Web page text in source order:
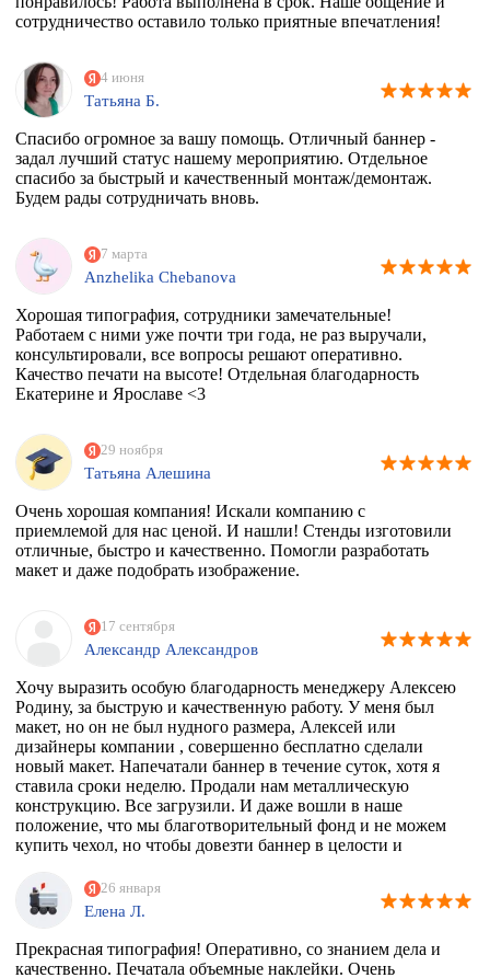
сотрудничество оставило только приятные впечатления!
4 июня
Татьяна Б.
Спасибо огромное за вашу помощь. Отличный баннер -
задал лучший статус нашему мероприятию. Отдельное
спасибо за быстрый и качественный монтаж/демонтаж.
Будем рады сотрудничать вновь.
7 марта
Anzhelika Chebanova
Хорошая типография, сотрудники замечательные!
Работаем с ними уже почти три года, не раз выручали,
консультировали, все вопросы решают оперативно.
Качество печати на высоте! Отдельная благодарность
Екатерине и Ярославе <3
29 ноября
Татьяна Алешина
Очень хорошая компания! Искали компанию с
приемлемой для нас ценой. И нашли! Стенды изготовили
отличные, быстро и качественно. Помогли разработать
макет и даже подобрать изображение.
17 сентября
Александр Александров
Хочу выразить особую благодарность менеджеру Алексею
Родину, за быструю и качественную работу. У меня был
макет, но он не был нудного размера, Алексей или
дизайнеры компании , совершенно бесплатно сделали
новый макет. Напечатали баннер в течение суток, хотя я
ставила сроки неделю. Продали нам металлическую
конструкцию. Все загрузили. И даже вошли в наше
положение, что мы благотворительный фонд и не можем
купить чехол, но чтобы довезти баннер в целости и
Огромное спасибо вам. Скоро будем новый баннер
печатать, обязательно обратимся к вам
26 января
Елена Л.
Прекрасная типография! Оперативно, со знанием дела и
качественно. Печатала объемные наклейки. Очень